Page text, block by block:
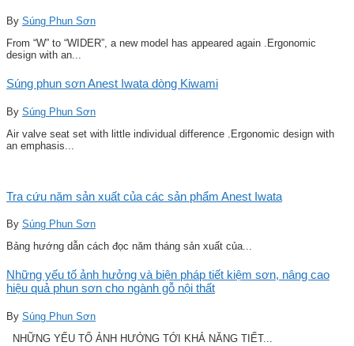
By Súng Phun Sơn
From “W” to “WIDER”, a new model has appeared again .Ergonomic
design with an...
Súng phun sơn Anest Iwata dòng Kiwami
By Súng Phun Sơn
Air valve seat set with little individual difference .Ergonomic design with
an emphasis...
Tra cứu năm sản xuất của các sản phẩm Anest Iwata
By Súng Phun Sơn
Bảng hướng dẫn cách đọc năm tháng sản xuất của...
Những yếu tố ảnh hưởng và biện pháp tiết kiệm sơn, nâng cao
hiệu quả phun sơn cho ngành gỗ nội thất
By Súng Phun Sơn
NHỮNG YẾU TỐ ẢNH HƯỞNG TỚI KHẢ NĂNG TIẾT...